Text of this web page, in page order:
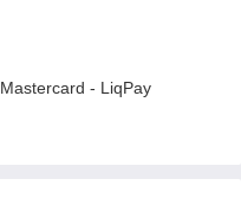
- LiqPay